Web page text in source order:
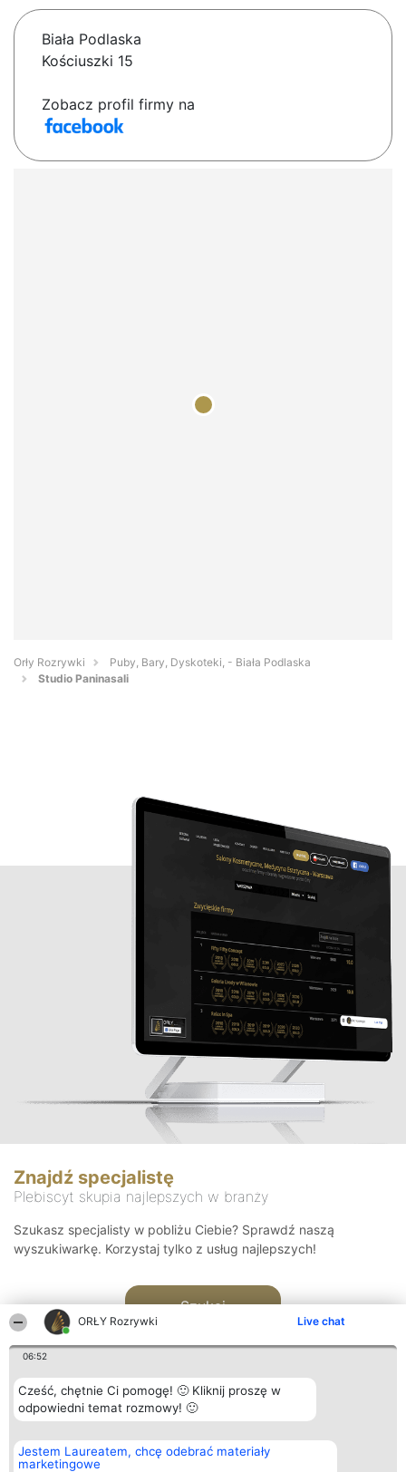
ORŁY Rozrywki Live chat
06:52
Cześć, chętnie Ci pomogę! 🙂 Kliknij proszę w
odpowiedni temat rozmowy! 🙂
Jestem Laureatem, chcę odebrać materiały
marketingowe
Biała Podlaska
Kościuszki 15
Zobacz profil firmy na
Orły Rozrywki
Puby, Bary, Dyskoteki, - Biała Podlaska
Studio Paninasali
Znajdź specjalistę
Plebiscyt skupia najlepszych w branży
Szukasz specjalisty w pobliżu Ciebie? Sprawdź naszą
wyszukiwarkę. Korzystaj tylko z usług najlepszych!
Szukaj
Organizator plebiscytu
Bright Side Solutions sp. z o.
o. sp. k.
Plebiscyt
Laureaci
Kontakt
Kontakt